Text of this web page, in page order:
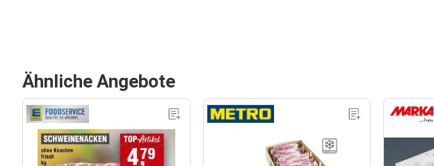
Ähnliche Angebote